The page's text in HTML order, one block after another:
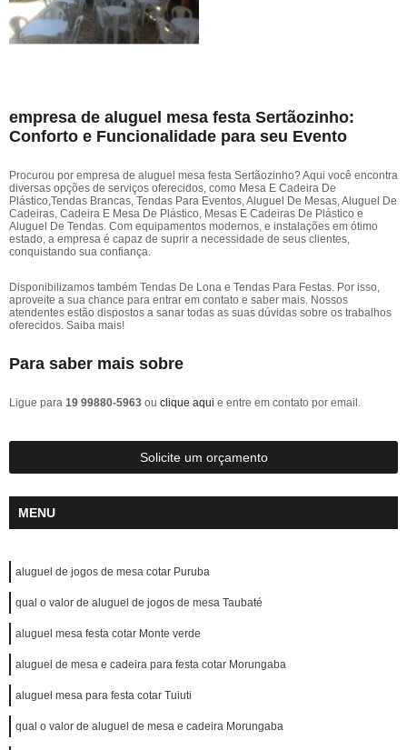
empresa de aluguel mesa festa Sertãozinho:
Conforto e Funcionalidade para seu Evento
Procurou por empresa de aluguel mesa festa Sertãozinho? Aqui você encontra
diversas opções de serviços oferecidos, como Mesa E Cadeira De
Plástico,Tendas Brancas, Tendas Para Eventos, Aluguel De Mesas, Aluguel De
Cadeiras, Cadeira E Mesa De Plástico, Mesas E Cadeiras De Plástico e
Aluguel De Tendas. Com equipamentos modernos, e instalações em ótimo
estado, a empresa é capaz de suprir a necessidade de seus clientes,
conquistando sua confiança.
Disponibilizamos também Tendas De Lona e Tendas Para Festas. Por isso,
aproveite a sua chance para entrar em contato e saber mais. Nossos
atendentes estão dispostos a sanar todas as suas dúvidas sobre os trabalhos
oferecidos. Saiba mais!
Para saber mais sobre
Ligue para 19 99880-5963 ou clique aqui e entre em contato por email.
Solicite um orçamento
MENU
aluguel de jogos de mesa cotar Puruba
qual o valor de aluguel de jogos de mesa Taubaté
aluguel mesa festa cotar Monte verde
aluguel de mesa e cadeira para festa cotar Morungaba
aluguel mesa para festa cotar Tuiuti
qual o valor de aluguel de mesa e cadeira Morungaba